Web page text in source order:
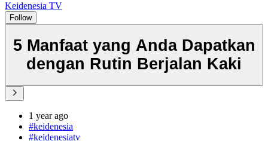
Keidenesia TV
Follow
5 Manfaat yang Anda Dapatkan
dengan Rutin Berjalan Kaki
1 year ago
#keidenesia
#keidenesiatv